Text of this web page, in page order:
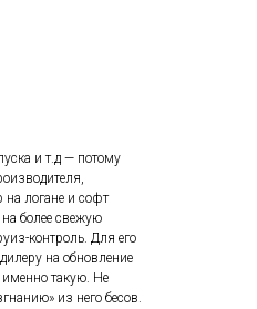
и т.д — потому
на логане и софт
более свежую
контроль. Для его
на обновление
такую. Не
из него бесов.